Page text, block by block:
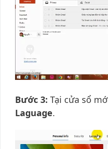
Bước 3: Tại cửa sổ
Laguage.